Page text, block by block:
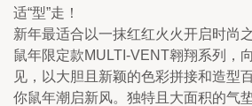
适“型”走！
新年最适合以一抹红红火火开启时尚
鼠年限定款MULTI-VENT翱翔系列，
见，以大胆且新颖的色彩拼接和造型
你鼠年潮启新风。独特且大面积的气